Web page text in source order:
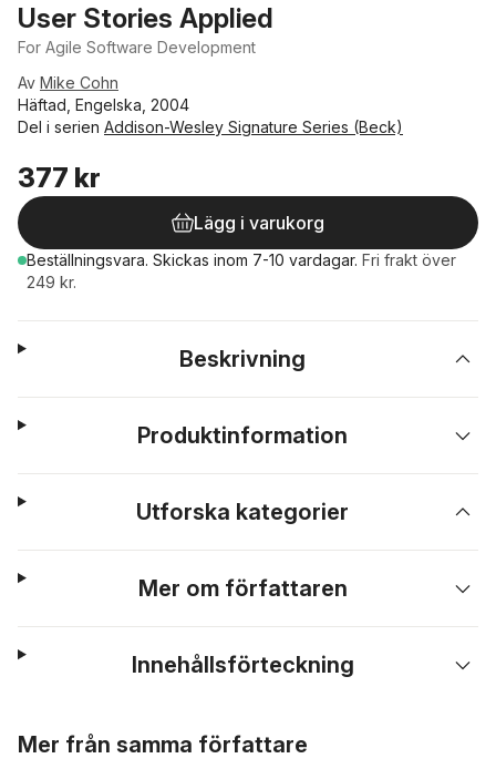
User Stories Applied
For Agile Software Development
Av Mike Cohn
Häftad, Engelska, 2004
Del i serien Addison-Wesley Signature Series (Beck)
377 kr
Lägg i varukorg
Beställningsvara. Skickas inom 7-10 vardagar. Fri frakt över
249 kr.
Beskrivning
Produktinformation
Utforska kategorier
Mer om författaren
Innehållsförteckning
Mer från samma författare